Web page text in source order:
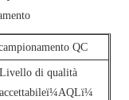
QC
Livello di qualità
accettabileï¼AQLï¼